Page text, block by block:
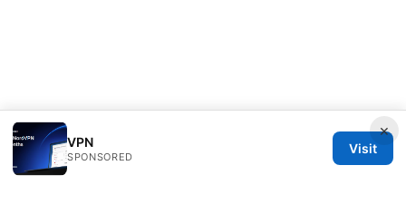
×
VPN
SPONSORED
Visit